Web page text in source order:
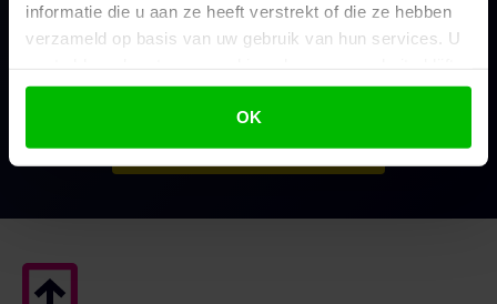
informatie die u aan ze heeft verstrekt of die ze hebben
verzameld op basis van uw gebruik van hun services. U
gebruiken.
OK
doen we waar we goed in zijn. Voor het MKB en
consultants. Met vaste prijzen, scherp advies en
Mijn voordeel berekenen